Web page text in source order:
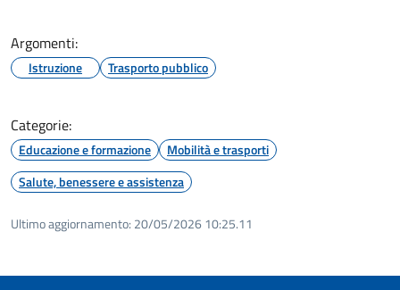
Argomenti:
Istruzione Trasporto pubblico
Categorie:
Educazione e formazione
Mobilità e trasporti
Salute, benessere e assistenza
Ultimo aggiornamento: 20/05/2026 10:25.11